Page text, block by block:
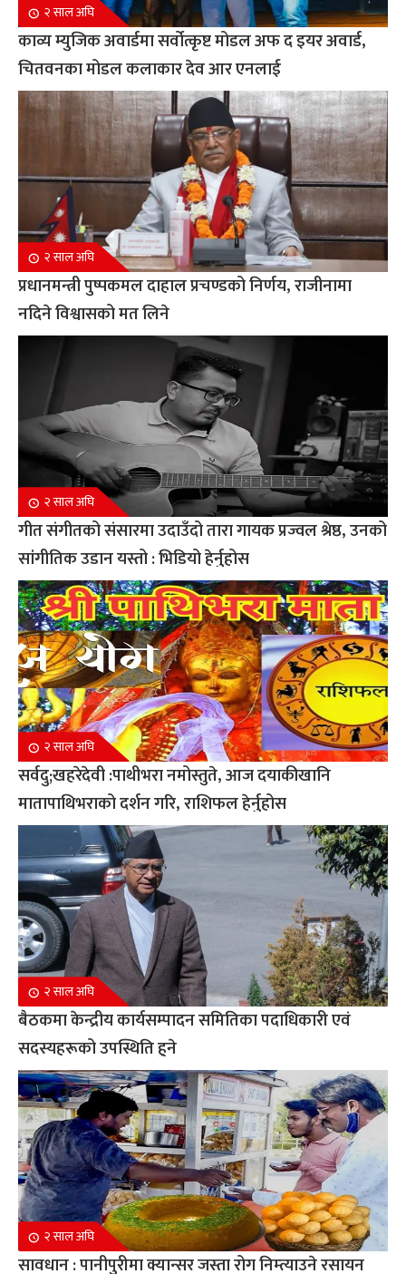
२ साल अघि
काव्य म्युजिक अवार्डमा सर्वोत्कृष्ट मोडल अफ द इयर अवार्ड,
चितवनका मोडल कलाकार देव आर एनलाई
२ साल अघि
प्रधानमन्त्री पुष्पकमल दाहाल प्रचण्डको निर्णय, राजीनामा
नदिने विश्वासको मत लिने
२ साल अघि
गीत संगीतको संसारमा उदाउँदो तारा गायक प्रज्वल श्रेष्ठ, उनको
सांगीतिक उडान यस्तो : भिडियो हेर्नुहोस
२ साल अघि
सर्वदु;खहरेदेवी :पाथीभरा नमोस्तुते, आज दयाकीखानि
मातापाथिभराको दर्शन गरि, राशिफल हेर्नुहोस
२ साल अघि
बैठकमा केन्द्रीय कार्यसम्पादन समितिका पदाधिकारी एवं
सदस्यहरूको उपस्थिति हुने
२ साल अघि
सावधान : पानीपुरीमा क्यान्सर जस्ता रोग निम्त्याउने रसायन